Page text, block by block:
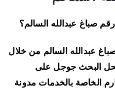
عبدالله السالم؟
السالم من خلال
البحث جوجل على
بالخدمات مدونة